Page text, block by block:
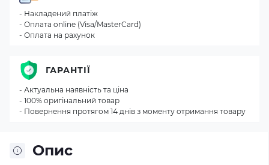
Опис
- Накладений платіж
- Оплата online (Visa/MasterCard)
- Оплата на рахунок
ГАРАНТІЇ
- Актуальна наявність та ціна
- 100% оригінальний товар
- Повернення протягом 14 днів з моменту отримання товару